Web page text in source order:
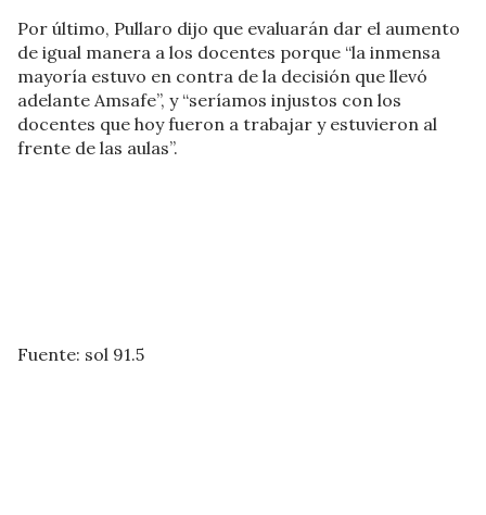
Por último, Pullaro dijo que evaluarán dar el aumento
de igual manera a los docentes porque “la inmensa
mayoría estuvo en contra de la decisión que llevó
adelante Amsafe”, y “seríamos injustos con los
docentes que hoy fueron a trabajar y estuvieron al
frente de las aulas”.
Fuente: sol 91.5